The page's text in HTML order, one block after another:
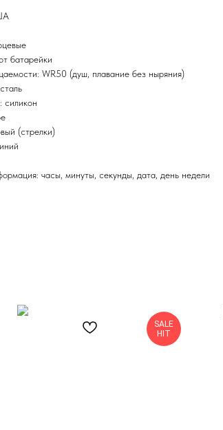
батарейки
WR50 (душ, плавание без ныряния)
силикон
(стрелки)
часы, минуты, секунды, дата, день недели
SALE
HIT